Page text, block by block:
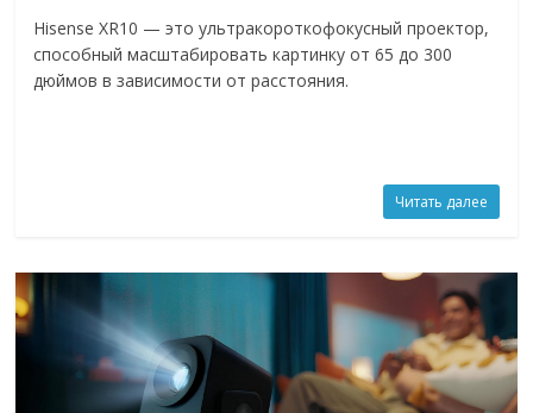
Hisense XR10 — это ультракороткофокусный проектор,
способный масштабировать картинку от 65 до 300
дюймов в зависимости от расстояния.
Читать далее